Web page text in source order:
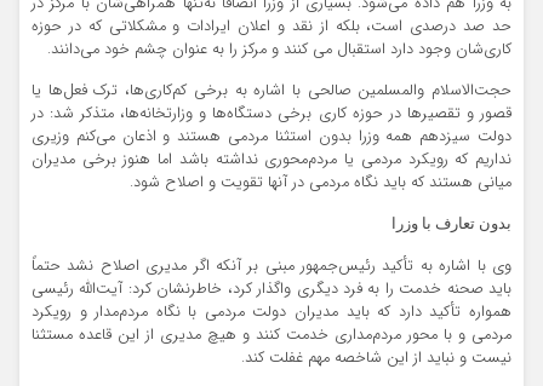
حد صد درصدی است، بلکه از نقد و اعلان ایرادات و مشکلاتی که در حوزه
کاری‌شان وجود دارد استقبال می کنند و مرکز را به عنوان چشم خود می‌دانند.
حجت‌الاسلام والمسلمین صالحی با اشاره به برخی کم‌کاری‌ها، ترک فعل‌ها یا
قصور و تقصیرها در حوزه کاری برخی دستگاه‌ها و وزارتخانه‌ها، متذکر شد: در
دولت سیزدهم همه وزرا بدون استثنا مردمی هستند و اذعان می‌کنم وزیری
نداریم که رویکرد مردمی یا مردم‌محوری نداشته باشد اما هنوز برخی مدیران
میانی هستند که باید نگاه مردمی‌ در آنها تقویت و اصلاح شود.
بدون تعارف با وزرا
وی با اشاره به تأکید رئیس‌جمهور مبنی بر آنکه اگر مدیری اصلاح نشد حتماً
باید صحنه‌ خدمت را به فرد دیگری واگذار کرد، خاطرنشان کرد: آیت‌الله رئیسی
همواره تأکید دارد که باید مدیران دولت مردمی با نگاه مردم‌مدار و رویکرد
مردمی و با محور مردم‌مداری خدمت کنند و هیچ مدیری از این قاعده مستثنا
نیست و نباید از این شاخصه مهم غفلت کند.